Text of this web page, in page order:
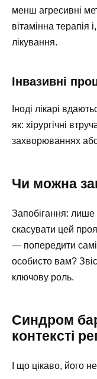
менш агресивні
вітамінна
лікування.
Інвазивні
Іноді лікарі
як: хірургічні
захворюваннях
Чи можна
Запобігання: лише
скасувати цей
— попередити
особисто вам?
ключову роль.
Синдром
контексті
І що цікаво, його